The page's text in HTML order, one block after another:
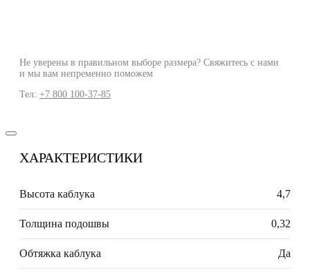
Не уверены в правильном выборе размера? Свяжитесь с нами
и мы вам непременно поможем
Тел: +7 800 100-37-85
ХАРАКТЕРИСТИКИ
Высота каблука 4,7
Толщина подошвы 0,32
Обтяжка каблука Да